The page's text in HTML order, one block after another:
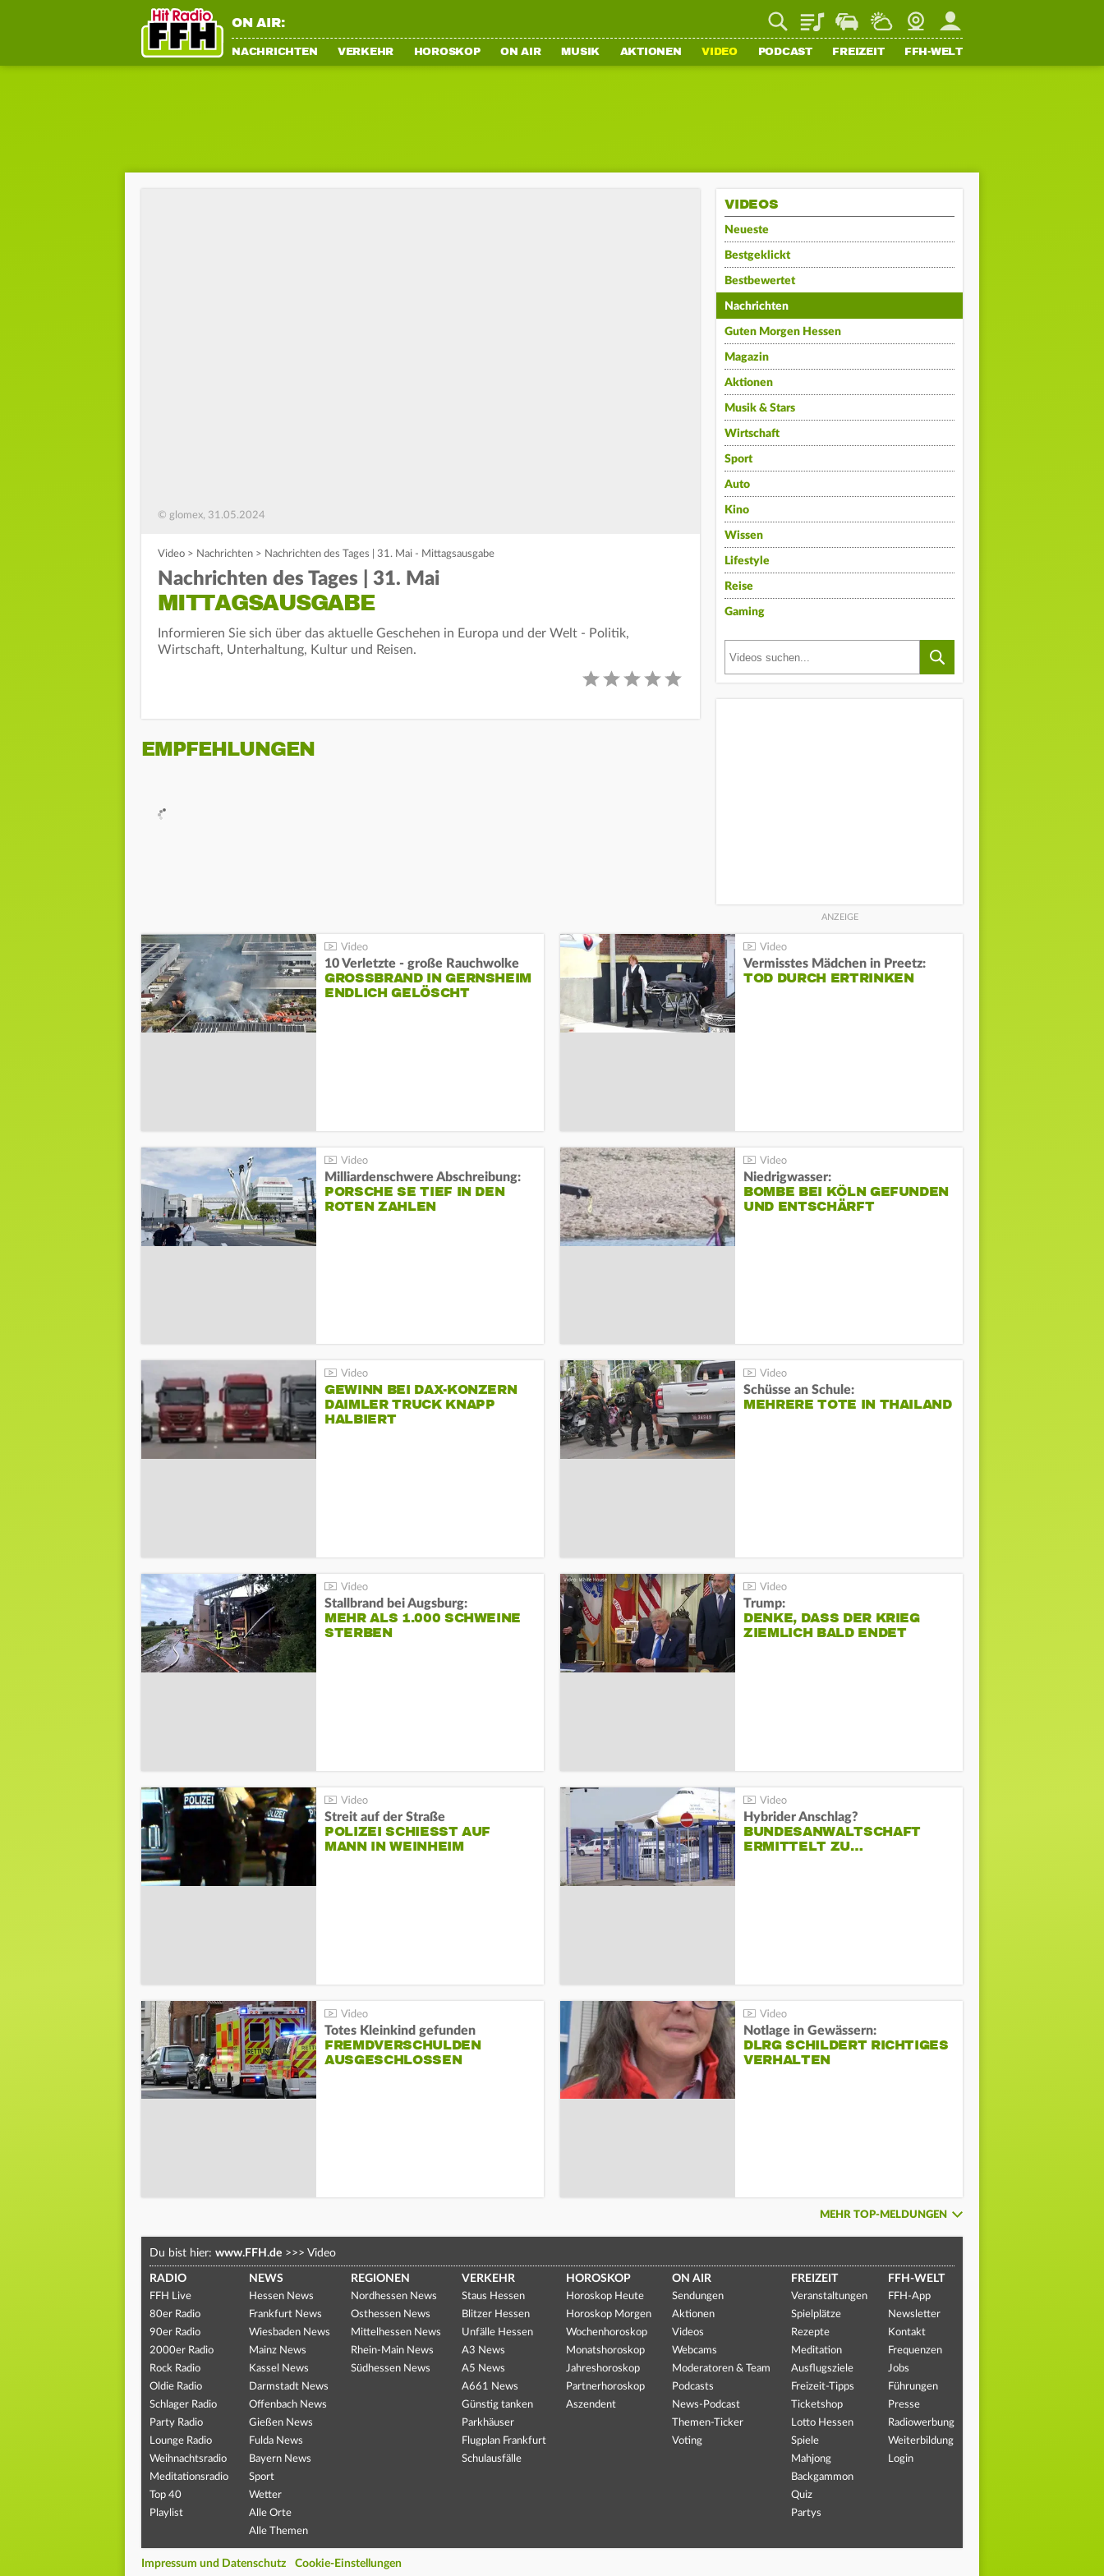
ON AIR: PlaylistStaupilotWetterWebcamMein FFH
NACHRICHTEN VERKEHR HOROSKOP ON AIR MUSIK AKTIONEN VIDEO PODCAST FREIZEIT FFH-WELT
© glomex, 31.05.2024
Video > Nachrichten > Nachrichten des Tages | 31. Mai - Mittagsausgabe
Nachrichten des Tages | 31. Mai
MITTAGSAUSGABE
Informieren Sie sich über das aktuelle Geschehen in Europa und der Welt - Politik,
Wirtschaft, Unterhaltung, Kultur und Reisen.
EMPFEHLUNGEN
VIDEOS
Neueste
Bestgeklickt
Bestbewertet
Nachrichten
Guten Morgen Hessen
Magazin
Aktionen
Musik & Stars
Wirtschaft
Sport
Auto
Kino
Wissen
Lifestyle
Reise
Gaming
10 Verletzte - große Rauchwolke
GROSSBRAND IN GERNSHEIM E
NDLICH GELÖSCHT
Vermisstes Mädchen in Preetz:
TOD DURCH ERTRINKEN
Milliardenschwere Abschreibung:
PORSCHE SE TIEF IN DEN
ROTEN ZAHLEN
Niedrigwasser:
BOMBE BEI KÖLN GEFUNDEN
UND ENTSCHÄRFT
GEWINN BEI DAX-KONZERN
DAIMLER TRUCK KNAPP
HALBIERT
Schüsse an Schule:
MEHRERE TOTE IN THAILAND
Stallbrand bei Augsburg:
MEHR ALS 1.000 SCHWEINE
STERBEN
Trump:
DENKE, DASS DER KRIEG
ZIEMLICH BALD ENDET
Streit auf der Straße
POLIZEI SCHIESST AUF M
ANN IN WEINHEIM
Hybrider Anschlag?
BUNDESANWALTSCHAFT
ERMITTELT ZU…
Totes Kleinkind gefunden
FREMDVERSCHULDEN
AUSGESCHLOSSEN
Notlage in Gewässern:
DLRG SCHILDERT RICHTIGES
VERHALTEN
MEHR TOP-MELDUNGEN
Du bist hier: www.FFH.de >>> Video
RADIO
FFH Live
80er Radio
90er Radio
2000er Radio
Rock Radio
Oldie Radio
Schlager Radio
Party Radio
Lounge Radio
Weihnachtsradio
Meditationsradio
Top 40
Playlist
NEWS
Hessen News
Frankfurt News
Wiesbaden News
Mainz News
Kassel News
Darmstadt News
Offenbach News
Gießen News
Fulda News
Bayern News
Sport
Wetter
Alle Orte
Alle Themen
REGIONEN
Nordhessen News
Osthessen News
Mittelhessen News
Rhein-Main News
Südhessen News
VERKEHR
Staus Hessen
Blitzer Hessen
Unfälle Hessen
A3 News
A5 News
A661 News
Günstig tanken
Parkhäuser
Flugplan Frankfurt
Schulausfälle
HOROSKOP
Horoskop Heute
Horoskop Morgen
Wochenhoroskop
Monatshoroskop
Jahreshoroskop
Partnerhoroskop
Aszendent
ON AIR
Sendungen
Aktionen
Videos
Webcams
Moderatoren & Team
Podcasts
News-Podcast
Themen-Ticker
Voting
FREIZEIT
Veranstaltungen
Spielplätze
Rezepte
Meditation
Ausflugsziele
Freizeit-Tipps
Ticketshop
Lotto Hessen
Spiele
Mahjong
Backgammon
Quiz
Partys
FFH-WELT
FFH-App
Newsletter
Kontakt
Frequenzen
Jobs
Führungen
Presse
Radiowerbung
Weiterbildung
Login
Impressum und Datenschutz Cookie-Einstellungen